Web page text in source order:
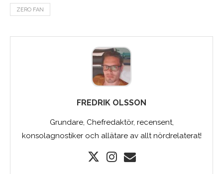
ZERO FAN
FREDRIK OLSSON
Grundare, Chefredaktör, recensent,
konsolagnostiker och allätare av allt nördrelaterat!